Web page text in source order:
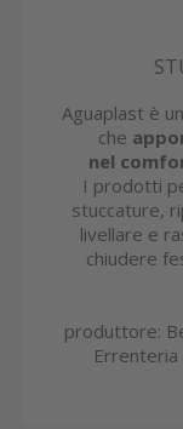
Aguaplast è un
che
nel
I prodotti
stuccature,
livellare e
chiudere
produttore:
Errenteria